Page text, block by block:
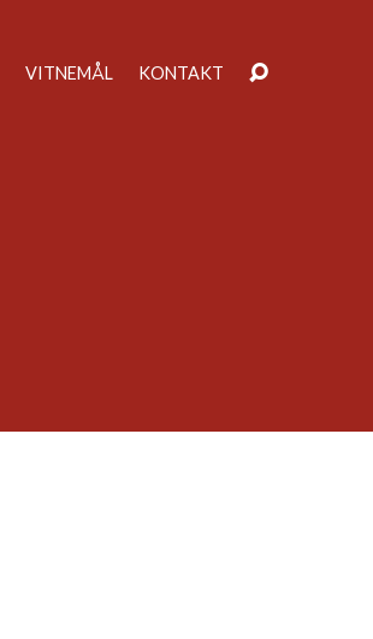
VITNEMÅL KONTAKT